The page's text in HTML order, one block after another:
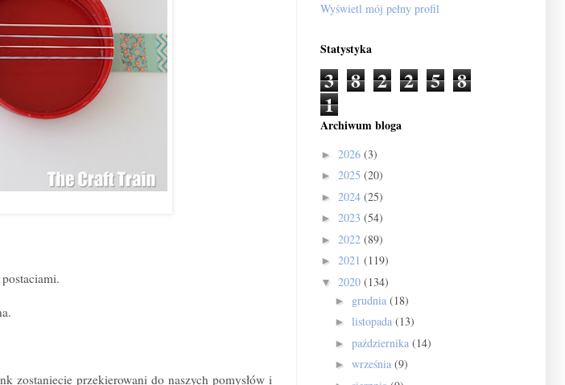
zostaniecie przekierowani do naszych pomysłów i
Wyświetl mój pełny profil
Statystyka
3 8 2 2 5 8
1
Archiwum bloga
► 2026 (3)
► 2025 (20)
► 2024 (25)
► 2023 (54)
► 2022 (89)
► 2021 (119)
▼ 2020 (134)
► grudnia (18)
► listopada (13)
► października (14)
► września (9)